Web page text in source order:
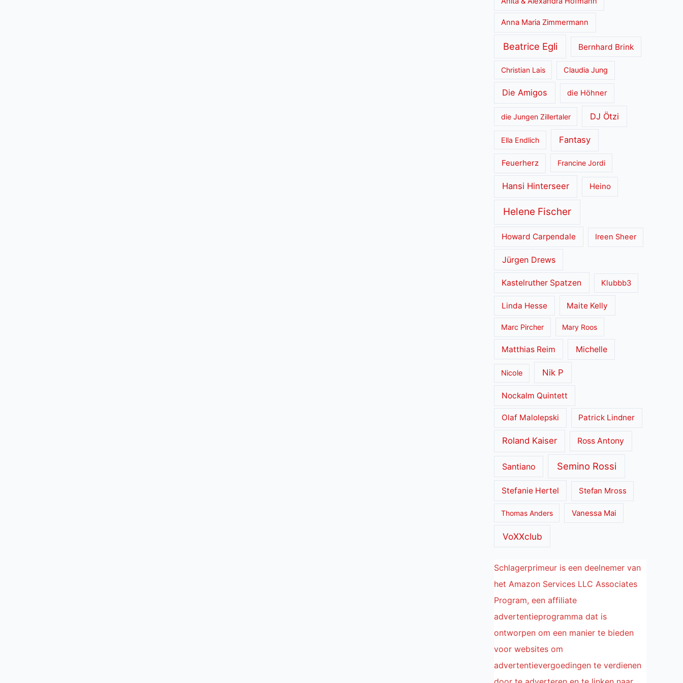
Anna Maria Zimmermann
Beatrice Egli Bernhard Brink
Christian Lais Claudia Jung
Die Amigos die Höhner
die Jungen Zillertaler DJ Ötzi
Ella Endlich Fantasy
Feuerherz Francine Jordi
Hansi Hinterseer Heino
Helene Fischer
Howard Carpendale Ireen Sheer
Jürgen Drews
Kastelruther Spatzen Klubbb3
Linda Hesse Maite Kelly
Marc Pircher Mary Roos
Matthias Reim Michelle
Nicole Nik P
Nockalm Quintett
Olaf Malolepski Patrick Lindner
Roland Kaiser Ross Antony
Santiano Semino Rossi
Stefanie Hertel Stefan Mross
Thomas Anders Vanessa Mai
VoXXclub
Schlagerprimeur is een deelnemer van
het Amazon Services LLC Associates
Program, een affiliate
advertentieprogramma dat is
ontworpen om een manier te bieden
voor websites om
advertentievergoedingen te verdienen